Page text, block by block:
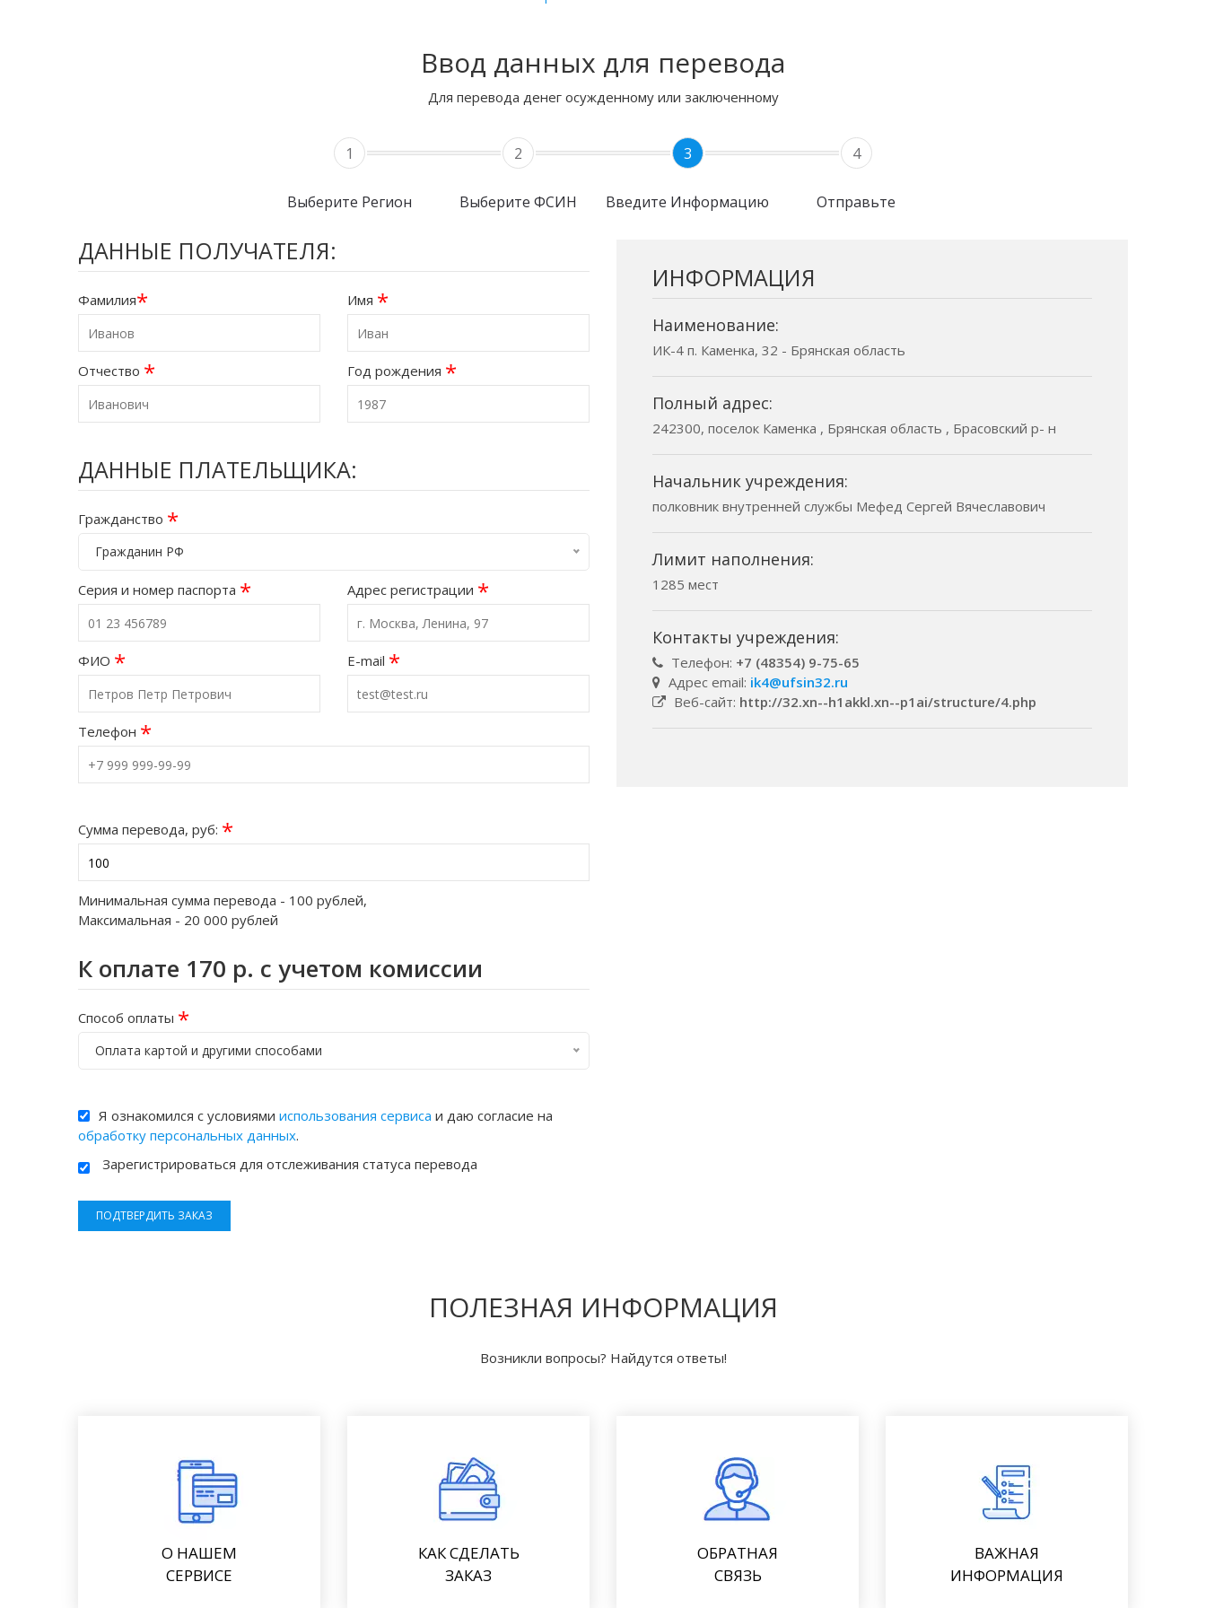
Ввод данных для перевода
Для перевода денег осужденному или заключенному
1
Выберите Регион
2
Выберите ФСИН
3
Введите Информацию
4
Отправьте
ДАННЫЕ ПОЛУЧАТЕЛЯ:
Фамилия* Имя *
Отчество * Год рождения *
ДАННЫЕ ПЛАТЕЛЬЩИКА:
Гражданство *
Гражданин РФ
Серия и номер паспорта * Адрес регистрации *
ФИО * E-mail *
Телефон *
Сумма перевода, руб: *
Минимальная сумма перевода - 100 рублей,
Максимальная - 20 000 рублей
К оплате 170 р. с учетом комиссии
Способ оплаты *
Оплата картой и другими способами
Я ознакомился с условиями использования сервиса и даю согласие на
обработку персональных данных.
Зарегистрироваться для отслеживания статуса перевода
ПОДТВЕРДИТЬ ЗАКАЗ
ИНФОРМАЦИЯ
Наименование:
ИК-4 п. Каменка, 32 - Брянская область
Полный адрес:
242300, поселок Каменка , Брянская область , Брасовский р- н
Начальник учреждения:
полковник внутренней службы Мефед Сергей Вячеславович
Лимит наполнения:
1285 мест
Контакты учреждения:
Телефон: +7 (48354) 9-75-65
Адрес email: ik4@ufsin32.ru
Веб-сайт: http://32.xn--h1akkl.xn--p1ai/structure/4.php
ПОЛЕЗНАЯ ИНФОРМАЦИЯ
Возникли вопросы? Найдутся ответы!
О НАШЕМ
СЕРВИСЕ
КАК СДЕЛАТЬ
ЗАКАЗ
ОБРАТНАЯ
СВЯЗЬ
ВАЖНАЯ
ИНФОРМАЦИЯ